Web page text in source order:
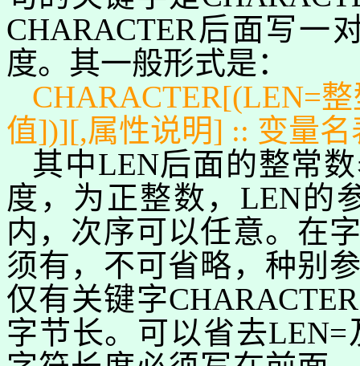
CHARACTER后面写一
度。其一般形式是：
CHARACTER[(LEN=
值])][,属性说明] :: 变量名
其中LEN后面的整常
度，为正整数， LEN的
内，次序可以任意。在
须有，不可省略，种别
仅有关键字CHARACTER
字节长。可以省去LEN=